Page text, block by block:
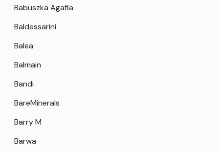
Babuszka Agafia
Baldessarini
Balea
Balmain
Bandi
BareMinerals
Barry M
Barwa